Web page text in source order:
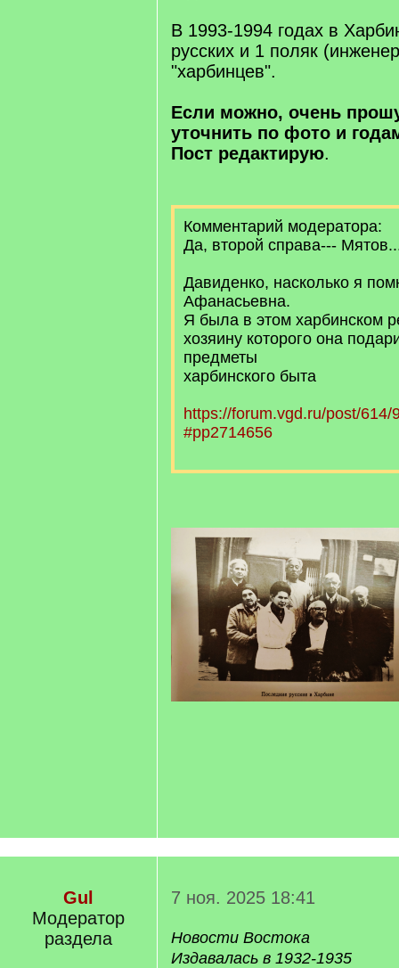
В 1993-1994 годах в
русских и 1 поляк
"харбинцев".
Если можно, очень
уточнить по фото и
Пост редактирую.
Комментарий модератора:
Да, второй справа---
Давиденко, насколько я
Афанасьевна.
Я была в этом харбинском
хозяину которого она
предметы
харбинского быта
https://forum.vgd.ru/post/
#pp2714656
Gul
Модератор
раздела
7 ноя. 2025 18:41
Новости Востока
Издавалась в 1932-1935